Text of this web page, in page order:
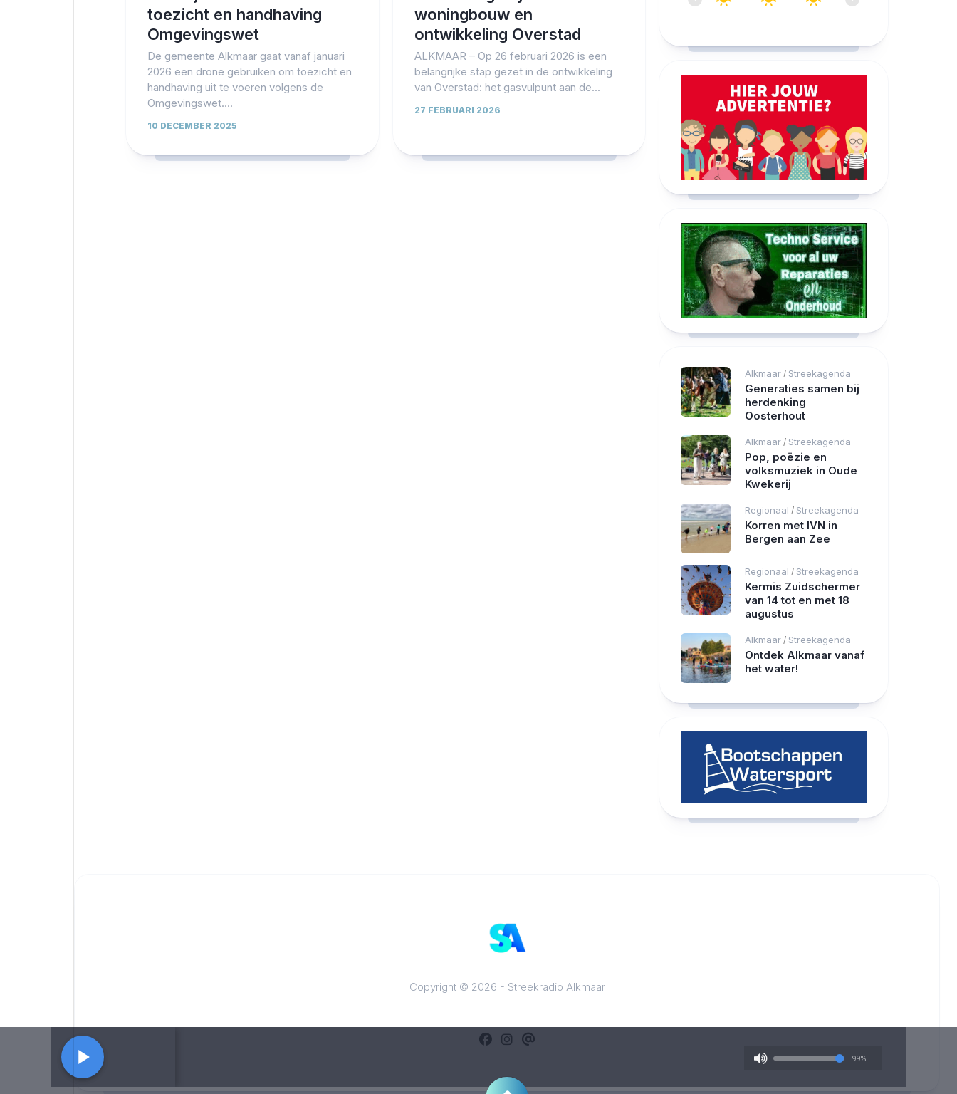
toezicht en handhaving
Omgevingswet
De gemeente Alkmaar gaat vanaf januari
2026 een drone gebruiken om toezicht en
handhaving uit te voeren volgens de
Omgevingswet....
10 DECEMBER 2025
woningbouw en
ontwikkeling Overstad
ALKMAAR – Op 26 februari 2026 is een
belangrijke stap gezet in de ontwikkeling
van Overstad: het gasvulpunt aan de...
27 FEBRUARI 2026
Alkmaar / Streekagenda
Generaties samen bij
herdenking
Oosterhout
Alkmaar / Streekagenda
Pop, poëzie en
volksmuziek in Oude
Kwekerij
Regionaal / Streekagenda
Korren met IVN in
Bergen aan Zee
Regionaal / Streekagenda
Kermis Zuidschermer
van 14 tot en met 18
augustus
Alkmaar / Streekagenda
Ontdek Alkmaar vanaf
het water!
Copyright © 2026 - Streekradio Alkmaar